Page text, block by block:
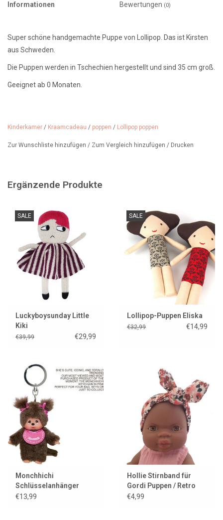
Informationen Bewertungen (0)
Super schöne handgemachte Puppe von Lollipop. Das ist Kirsten
aus Schweden.
Die Puppen werden in Tschechien hergestellt und sind 35 cm groß.
Geeignet ab 0 Monaten.
Kinderkamer / Kraamcadeau / poppen / Lollipop poppen
Zur Wunschliste hinzufügen / Zum Vergleich hinzufügen / Drucken
Ergänzende Produkte
SALE
Luckyboysunday Little
Kiki
€39,99 €29,99
SALE
Lollipop-Puppen Eliska
€32,99 €14,99
Monchhichi
Schlüsselanhänger
Mädchen / rosa
€13,99
Hollie Stirnband für
Gordi Puppen / Retro
Blume
€4,99